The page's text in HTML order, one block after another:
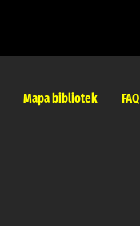
Mapa bibliotek FAQ